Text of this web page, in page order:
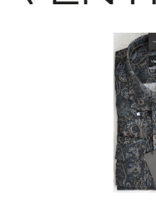
Bildergalerie überspringen